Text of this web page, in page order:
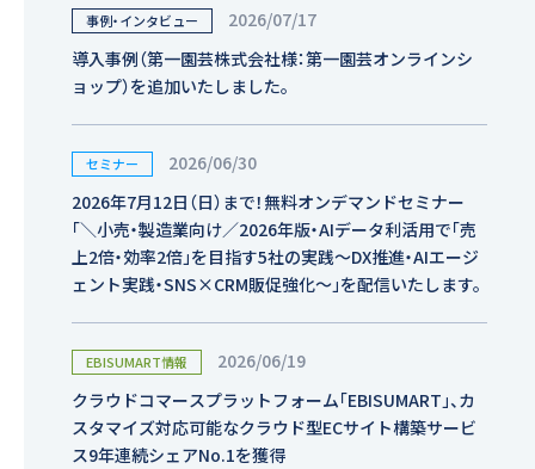
事例・インタビュー
2026/07/17
導入事例（第一園芸株式会社様：第一園芸オンラインシ
ョップ）を追加いたしました。
セミナー
2026/06/30
2026年7月12日（日）まで！無料オンデマンドセミナー
「＼小売・製造業向け／2026年版・AIデータ利活用で「売
上2倍・効率2倍」を目指す5社の実践〜DX推進・AIエージ
ェント実践・SNS×CRM販促強化〜」を配信いたします。
EBISUMART情報
2026/06/19
クラウドコマースプラットフォーム「EBISUMART」、カ
スタマイズ対応可能なクラウド型ECサイト構築サービ
ス9年連続シェアNo.1を獲得